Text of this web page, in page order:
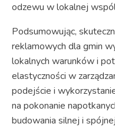
odzewu w lokalnej
Podsumowując,
reklamowych dla gmin
lokalnych warunków i
elastyczności w
podejście i
na pokonanie
budowania silnej i